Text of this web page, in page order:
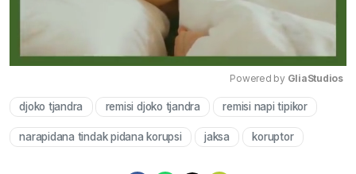
Mute
Powered by GliaStudios
djoko tjandra remisi djoko tjandra remisi napi tipikor
narapidana tindak pidana korupsi jaksa koruptor